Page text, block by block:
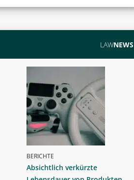
LAWNEWS
BERICHTE
Absichtlich verkürzte